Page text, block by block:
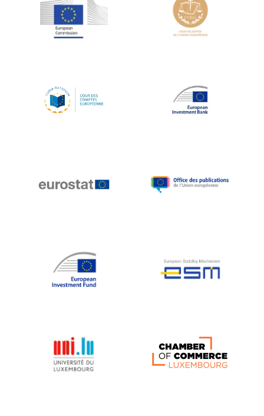
Jean-Louis Schiltz
Jean-Victor Louis
Johnny Åkerholm
Katharien L.C. Hunt
Klaus-Heiner Lehne
Koen LENAERTS
Lars Heikensten
Lucas Papademos
Máire Geoghegan-Quinn